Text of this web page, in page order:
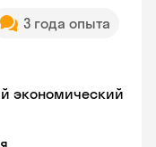
3 года опыта
экономический